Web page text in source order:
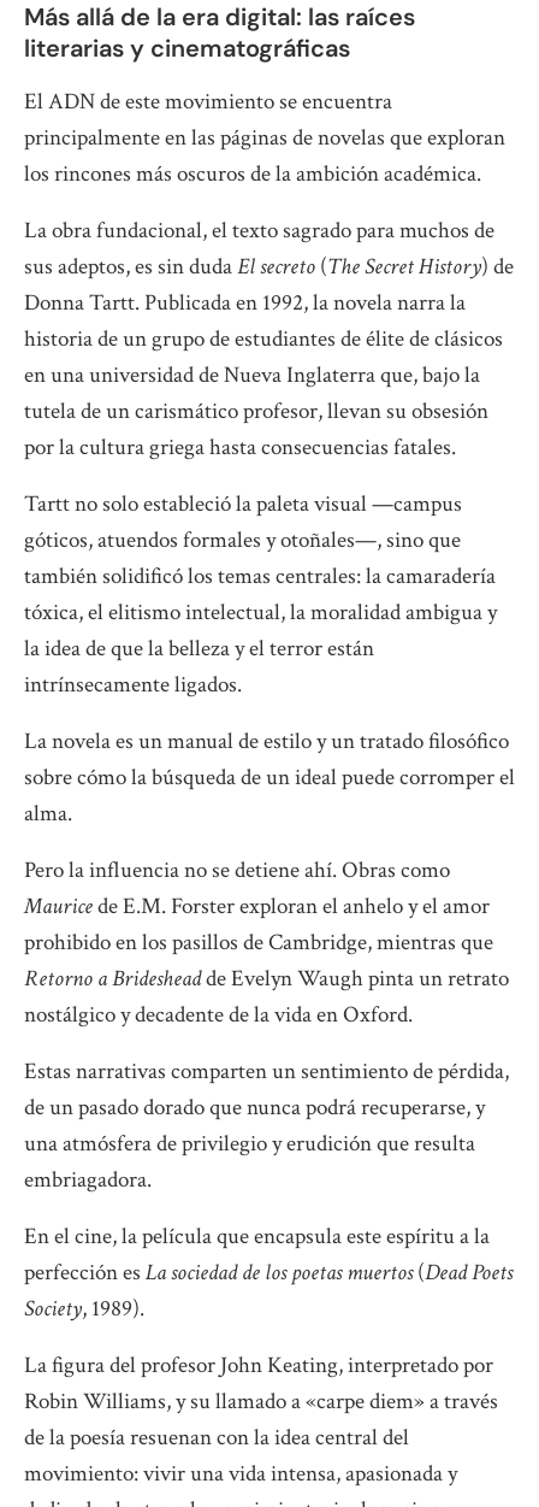
Más allá de la era digital: las raíces
literarias y cinematográficas
El ADN de este movimiento se encuentra
principalmente en las páginas de novelas que exploran
los rincones más oscuros de la ambición académica.
La obra fundacional, el texto sagrado para muchos de
sus adeptos, es sin dudaEl secreto (The Secret History) de
Donna Tartt. Publicada en 1992, la novela narra la
historia de un grupo de estudiantes de élite de clásicos
en una universidad de Nueva Inglaterra que, bajo la
tutela de un carismático profesor, llevan su obsesión
por la cultura griega hasta consecuencias fatales.
Tartt no solo estableció la paleta visual —campus
góticos, atuendos formales y otoñales—, sino que
también solidificó los temas centrales: la camaradería
tóxica, el elitismo intelectual, la moralidad ambigua y
la idea de que la belleza y el terror están
intrínsecamente ligados.
La novela es un manual de estilo y un tratado filosófico
sobre cómo la búsqueda de un ideal puede corromper el
alma.
Pero la influencia no se detiene ahí. Obras como
Mauricede E.M. Forster exploran el anhelo y el amor
prohibido en los pasillos de Cambridge, mientras que
Retorno a Bridesheadde Evelyn Waugh pinta un retrato
nostálgico y decadente de la vida en Oxford.
Estas narrativas comparten un sentimiento de pérdida,
de un pasado dorado que nunca podrá recuperarse, y
una atmósfera de privilegio y erudición que resulta
embriagadora.
En el cine, la película que encapsula este espíritu a la
perfección es La sociedad de los poetas muertos(Dead Poets
Society, 1989).
La figura del profesor John Keating, interpretado por
Robin Williams, y su llamado a «carpe diem» a través
de la poesía resuenan con la idea central del
movimiento: vivir una vida intensa, apasionada y